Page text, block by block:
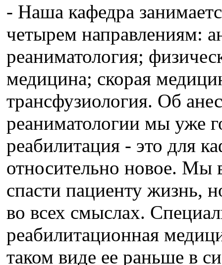
- Наша кафедра
четырем направлениям:
реаниматология;
медицина; скорая
трансфузиология. Об
реаниматологии мы уже
реабилитация - это для
относительно новое. Мы
спасти пациенту жизнь,
во всех смыслах.
реабилитационная
таком виде ее раньше в